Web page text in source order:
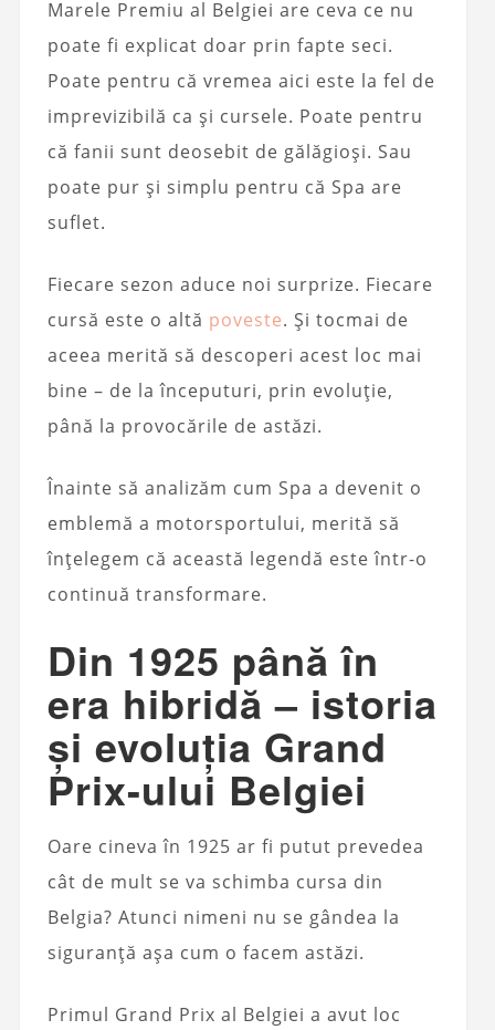
Marele Premiu al Belgiei are ceva ce nu
poate fi explicat doar prin fapte seci.
Poate pentru că vremea aici este la fel de
imprevizibilă ca și cursele. Poate pentru
că fanii sunt deosebit de gălăgioși. Sau
poate pur și simplu pentru că Spa are
suflet.
Fiecare sezon aduce noi surprize. Fiecare
cursă este o altă poveste. Și tocmai de
aceea merită să descoperi acest loc mai
bine – de la începuturi, prin evoluție,
până la provocările de astăzi.
Înainte să analizăm cum Spa a devenit o
emblemă a motorsportului, merită să
înțelegem că această legendă este într-o
continuă transformare.
Din 1925 până în
era hibridă – istoria
și evoluția Grand
Prix-ului Belgiei
Oare cineva în 1925 ar fi putut prevedea
cât de mult se va schimba cursa din
Belgia? Atunci nimeni nu se gândea la
siguranță așa cum o facem astăzi.
Primul Grand Prix al Belgiei a avut loc